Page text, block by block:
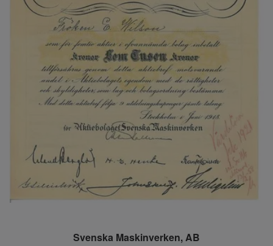
Svenska Maskinverken, AB